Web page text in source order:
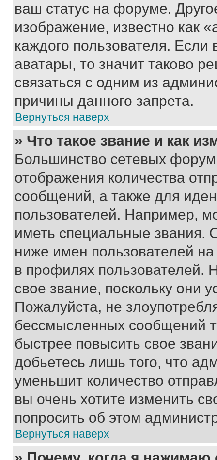
ваш статус на форуме.
изображение, известно как
каждого пользователя.
аватары, то значит таково
связаться с одним из
причины данного запрета.
Вернуться наверх
» Что такое звание и как
Большинство сетевых
отображения количества
сообщений, а также для
пользователей. Например,
иметь специальные звания.
ниже имен пользователей
в профилях
свое звание, поскольку они
Пожалуйста, не
бессмысленных сообщений
быстрее повысить свое
добьетесь лишь того, что
уменьшит количество
вы очень хотите изменить
попросить об этом
Вернуться наверх